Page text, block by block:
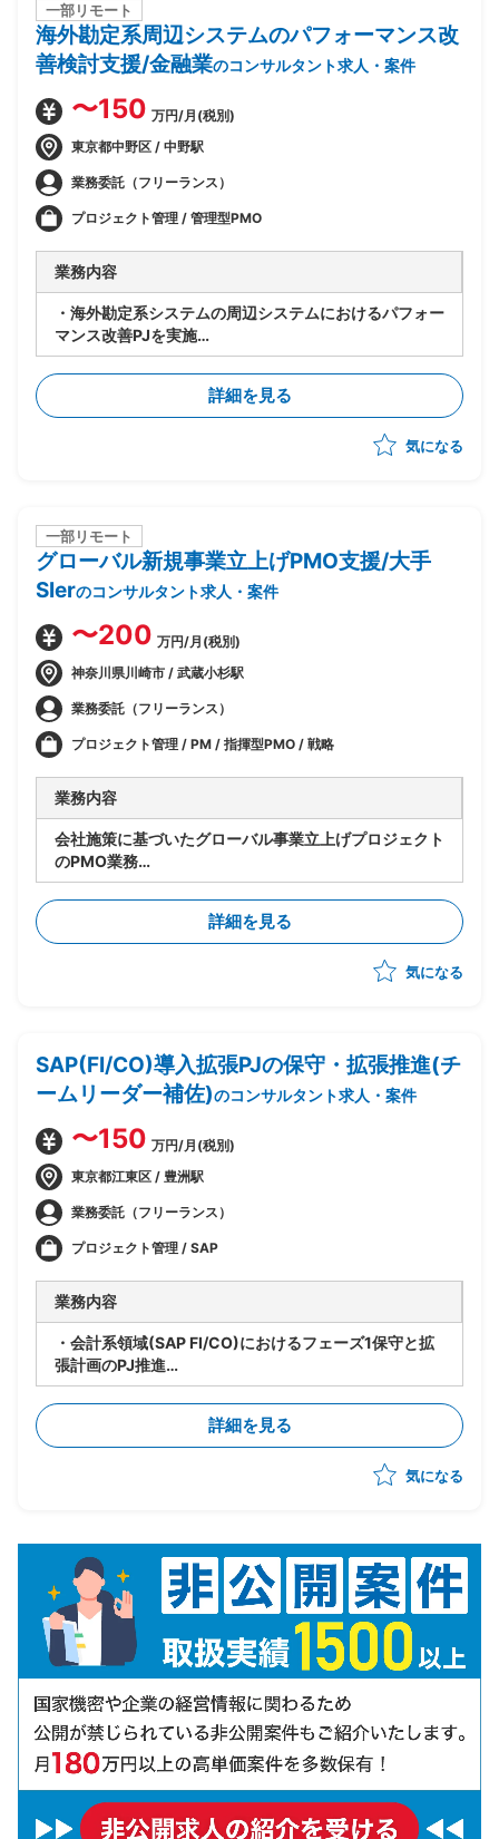
一部リモート
海外勘定系周辺システムのパフォーマンス改
善検討支援/金融業のコンサルタント求人・案件
〜150 万円/月(税別)
東京都中野区 / 中野駅
業務委託（フリーランス）
プロジェクト管理 / 管理型PMO
業務内容
・海外勘定系システムの周辺システムにおけるパフォー
マンス改善PJを実施
・今期(基礎検討フェーズ)における、現存データを保持
しつつパフォーマンスを改善するソリューションの検討
詳細を見る
気になる
一部リモート
グローバル新規事業立上げPMO支援/大手
SIerのコンサルタント求人・案件
〜200 万円/月(税別)
神奈川県川崎市 / 武蔵小杉駅
業務委託（フリーランス）
プロジェクト管理 / PM / 指揮型PMO / 戦略
業務内容
会社施策に基づいたグローバル事業立上げプロジェクト
のPMO業務
・実行フェーズの推進
・英語圏出身のPMのもと進捗管理、アイデアのとりま
・各ステークホルダとの英語によるコミュニケーション
詳細を見る
気になる
SAP(FI/CO)導入拡張PJの保守・拡張推進(チ
ームリーダー補佐)のコンサルタント求人・案件
〜150 万円/月(税別)
東京都江東区 / 豊洲駅
業務委託（フリーランス）
プロジェクト管理 / SAP
業務内容
・会計系領域(SAP FI/CO)におけるフェーズ1保守と拡
張計画のPJ推進
・要員管理、進捗管理、タスク管理を担当
・設計レビューの実施
・関係者調整(エンドユーザ・ベンダー・オフショア開
発メンバ間)
・ベンダー統制及びチームコミュニケーションの推進
詳細を見る
気になる